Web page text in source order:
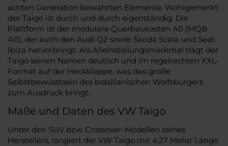
achten Generation bewährten Elemente. Wohlgemerkt:
der Taigo ist durch und durch eigenständig. Die
Plattform ist der modulare Querbaukasten A0 (MQB
A0), der auch den Audi Q2 sowie Škoda Scala und Seat
Ibiza hervorbringt. Als Alleinstellungsmerkmal trägt der
Taigo seinen Namen deutlich und im regelrechten XXL-
Format auf der Heckklappe, was das große
Selbstbewusstsein des brasilianischen Wolfsburgers
zum Ausdruck bringt.
Maße und Daten des VW Taigo
Unter den SUV bzw. Crossover-Modellen seines
Herstellers, rangiert der VW Taigo mit 4,27 Meter Länge